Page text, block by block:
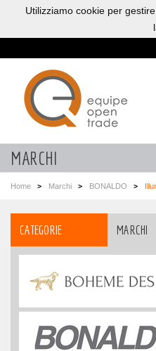
Utilizziamo cookie per
MARCHI
Home Marchi BONALDO
CATEGORIE MARCHI